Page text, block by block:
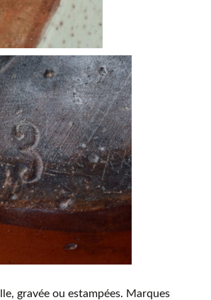
gravée ou estampées. Marques